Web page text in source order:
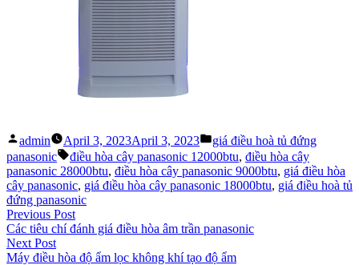
Posted
by
admin April 3, 2023April 3, 2023
Posted
in
giá điều hoà tủ đứng
panasonic
Tags:
điều hòa cây panasonic 12000btu, điều hòa cây
panasonic 28000btu, điều hòa cây panasonic 9000btu, giá điều hòa
cây panasonic, giá điều hòa cây panasonic 18000btu, giá điều hoà tủ
đứng panasonic
Post
navigation
Previous PostPrevious
post:
Các tiêu chí đánh giá điều hòa âm trần panasonic
Next PostNext
post:
Máy điều hòa độ ẩm lọc không khí tạo độ ẩm